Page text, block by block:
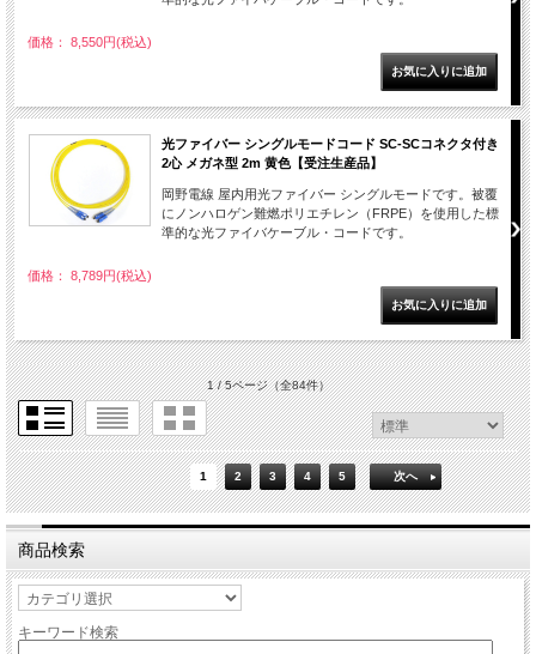
価格： 8,550円(税込)
光ファイバー シングルモードコード SC-SCコネクタ付き
2心 メガネ型 2m 黄色【受注生産品】
岡野電線 屋内用光ファイバー シングルモードです。被覆
にノンハロゲン難燃ポリエチレン（FRPE）を使用した標
準的な光ファイバケーブル・コードです。
価格： 8,789円(税込)
1 / 5ページ（全84件）
1 2 3 4 5 次へ
商品検索
キーワード検索